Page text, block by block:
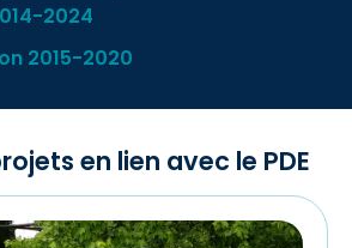
2024
2015-2020
en lien avec le PDE